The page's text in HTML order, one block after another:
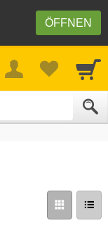
ÖFFNEN